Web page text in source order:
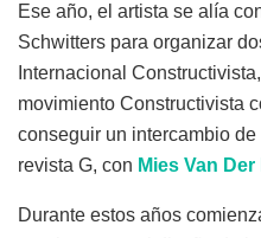
Ese año, el artista se alía
Schwitters para organizar
Internacional
movimiento Constructivista
conseguir un intercambio
revista G, con Mies Van Der
Durante estos años